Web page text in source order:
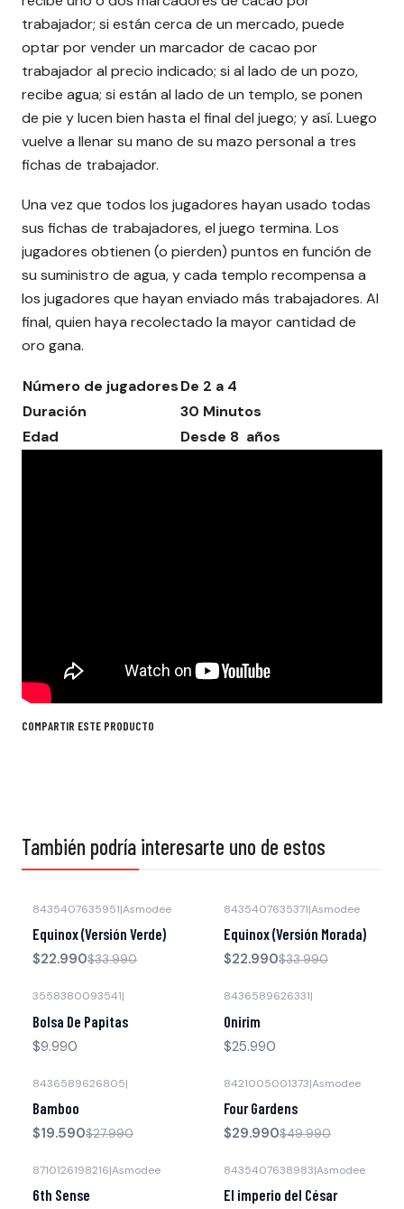
trabajador; si están cerca de un mercado, puede
optar por vender un marcador de cacao por
trabajador al precio indicado; si al lado de un pozo,
recibe agua; si están al lado de un templo, se ponen
de pie y lucen bien hasta el final del juego; y así. Luego
vuelve a llenar su mano de su mazo personal a tres
fichas de trabajador.
Una vez que todos los jugadores hayan usado todas
sus fichas de trabajadores, el juego termina. Los
jugadores obtienen (o pierden) puntos en función de
su suministro de agua, y cada templo recompensa a
los jugadores que hayan enviado más trabajadores. Al
final, quien haya recolectado la mayor cantidad de
oro gana.
Número de jugadoresDe 2 a 4
Duración
30 Minutos
Edad
Desde 8 años
COMPARTIR ESTE PRODUCTO
También podría interesarte uno de estos
8435407635951|Asmodee
Equinox (Versión Verde)
$22.990$33.990
8435407635371|Asmodee
Equinox (Versión Morada)
$22.990$33.990
3558380093541|
Bolsa De Papitas
$9.990
8436589626331|
Onirim
$25.990
8436589626805|
Bamboo
$19.590$27.990
8421005001373|Asmodee
Four Gardens
$29.990$49.990
8710126198216|Asmodee
6th Sense
8435407638983|Asmodee
El imperio del César